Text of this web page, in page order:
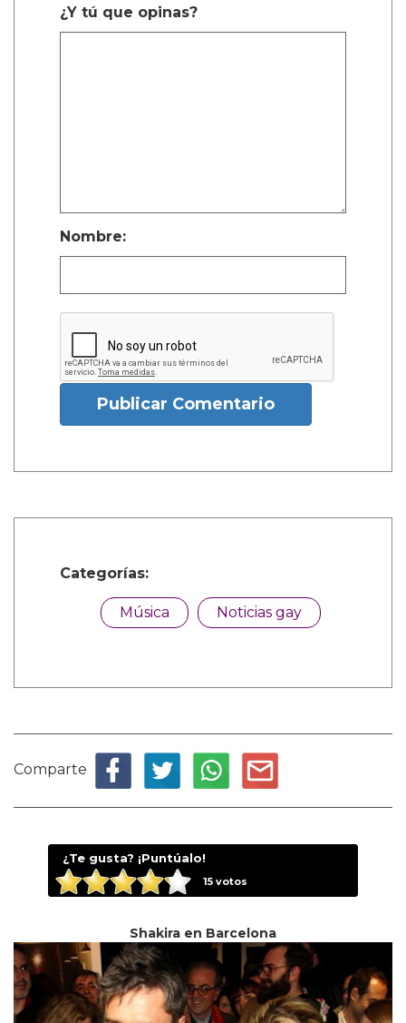
¿Y tú que opinas?
Nombre:
Publicar Comentario
Categorías:
Música Noticias gay
Comparte
¿Te gusta? ¡Puntúalo!
15votos
Shakira en Barcelona